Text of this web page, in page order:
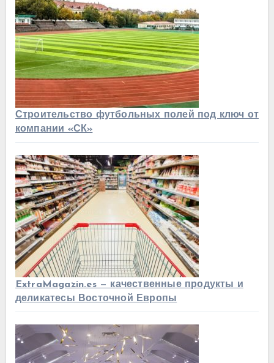
Строительство футбольных полей под ключ от
компании «СК»
ExtraMagazin.es — качественные продукты и
деликатесы Восточной Европы